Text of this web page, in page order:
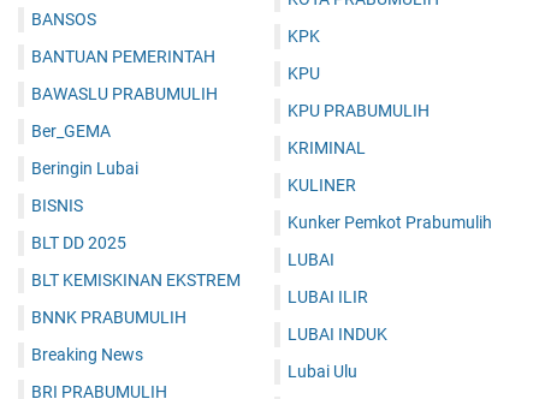
BANSOS
BANTUAN PEMERINTAH
BAWASLU PRABUMULIH
Ber_GEMA
Beringin Lubai
BISNIS
BLT DD 2025
BLT KEMISKINAN EKSTREM
BNNK PRABUMULIH
Breaking News
BRI PRABUMULIH
KPK
KPU
KPU PRABUMULIH
KRIMINAL
KULINER
Kunker Pemkot Prabumulih
LUBAI
LUBAI ILIR
LUBAI INDUK
Lubai Ulu